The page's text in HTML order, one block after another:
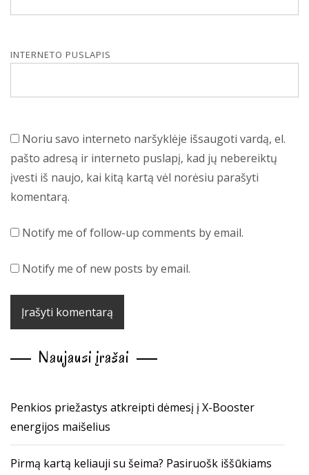
INTERNETO PUSLAPIS
Noriu savo interneto naršyklėje išsaugoti vardą, el.
pašto adresą ir interneto puslapį, kad jų nebereiktų
įvesti iš naujo, kai kitą kartą vėl norėsiu parašyti
komentarą.
Notify me of follow-up comments by email.
Notify me of new posts by email.
Naujausi įrašai
Penkios priežastys atkreipti dėmesį į X-Booster
energijos maišelius
Pirmą kartą keliauji su šeima? Pasiruošk iššūkiams